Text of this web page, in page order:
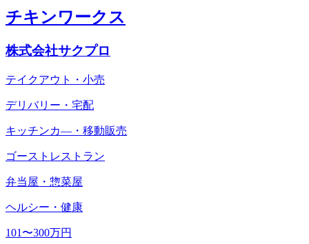
チキンワークス
株式会社サクプロ
テイクアウト・小売
デリバリー・宅配
キッチンカ―・移動販売
ゴーストレストラン
弁当屋・惣菜屋
ヘルシー・健康
101〜300万円